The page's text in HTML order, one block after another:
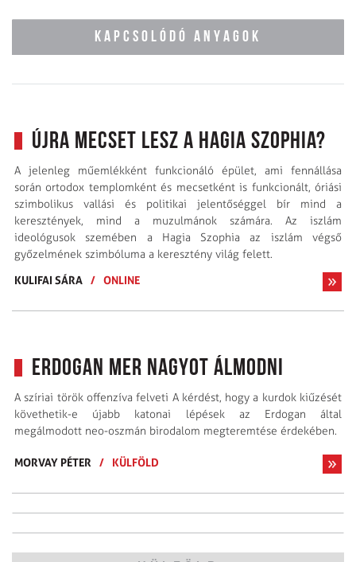
KAPCSOLÓDÓ ANYAGOK
Újra mecset lesz a Hagia Szophia?
A jelenleg műemlékként funkcionáló épület, ami fennállása
során ortodox templomként és mecsetként is funkcionált, óriási
szimbolikus vallási és politikai jelentőséggel bír mind a
keresztények, mind a muzulmánok számára. Az iszlám
ideológusok szemében a Hagia Szophia az iszlám végső
győzelmének szimbóluma a keresztény világ felett.
KULIFAI SÁRA / ONLINE
Erdogan mer nagyot álmodni
A szíriai török offenzíva felveti A kérdést, hogy a kurdok kiűzését
követhetik-e újabb katonai lépések az Erdogan által
megálmodott neo-oszmán birodalom megteremtése érdekében.
MORVAY PÉTER / KÜLFÖLD